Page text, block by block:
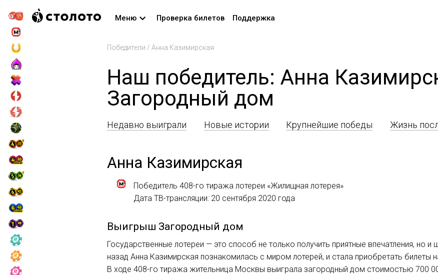
Меню Проверка билетов Поддержка
Победители / Анна Казимирская
Наш победитель: Анна
Загородный дом
Недавно выиграли Новые истории Крупнейшие победы Жизнь
Анна Казимирская
Победитель 408-го тиража лотереи «Жилищная лотерея»
Дата ТВ-трансляции: 20 сентября 2020 года
Выигрыш Загородный дом
Государственные лотереи — это способ не только получить приятные впечатления, но
назад Анна Казимирская познакомилась с миром лотерей, и стала приобретать
В ходе 408-го тиража жительница Москвы выиграла загородный дом стоимостью 700